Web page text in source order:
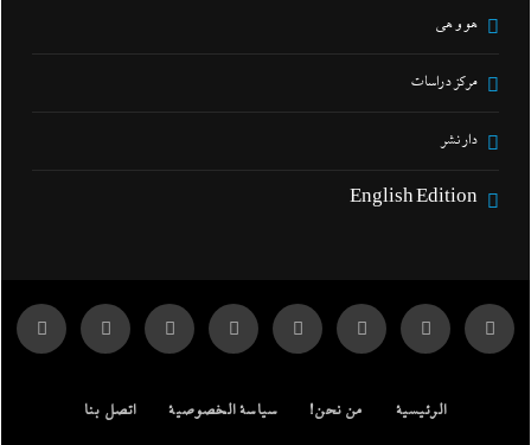
هو و هي
مركز دراسات
دار نشر
English Edition
الرئيسية من نحن! سياسة الخصوصية اتصل بنا